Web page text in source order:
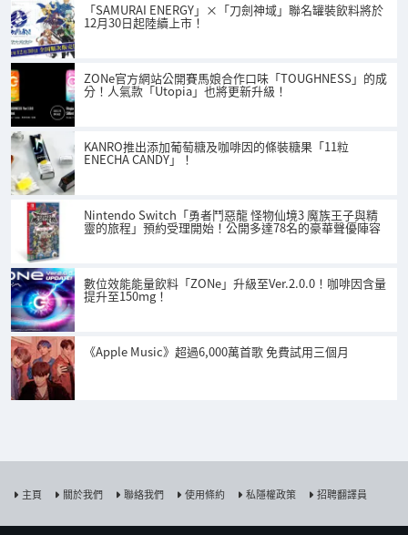
「SAMURAI ENERGY」×「刀劍神域」聯名罐裝飲料將於
12月30日起陸續上市！
ZONe官方網站公開賽馬娘合作口味「TOUGHNESS」的成
分！人氣款「Utopia」也將更新升級！
KANRO推出添加葡萄糖及咖啡因的條裝糖果「11粒
ENECHA CANDY」！
Nintendo Switch「勇者鬥惡龍 怪物仙境3 魔族王子與精
靈的旅程」預約受理開始！公開多達78名的豪華聲優陣容
數位效能能量飲料「ZONe」升級至Ver.2.0.0！咖啡因含量
提升至150mg！
《Apple Music》超過6,000萬首歌 免費試用三個月
主頁 關於我們 聯絡我們 使用條約 私隱權政策 招聘翻譯員